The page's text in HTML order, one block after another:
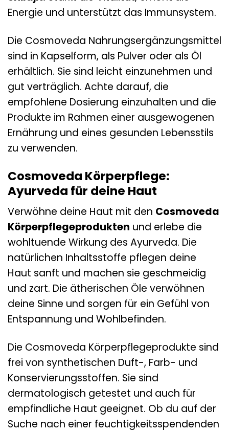
Energie und unterstützt das Immunsystem.
Die Cosmoveda Nahrungsergänzungsmittel
sind in Kapselform, als Pulver oder als Öl
erhältlich. Sie sind leicht einzunehmen und
gut verträglich. Achte darauf, die
empfohlene Dosierung einzuhalten und die
Produkte im Rahmen einer ausgewogenen
Ernährung und eines gesunden Lebensstils
zu verwenden.
Cosmoveda Körperpflege:
Ayurveda für deine Haut
Verwöhne deine Haut mit den Cosmoveda
Körperpflegeprodukten und erlebe die
wohltuende Wirkung des Ayurveda. Die
natürlichen Inhaltsstoffe pflegen deine
Haut sanft und machen sie geschmeidig
und zart. Die ätherischen Öle verwöhnen
deine Sinne und sorgen für ein Gefühl von
Entspannung und Wohlbefinden.
Die Cosmoveda Körperpflegeprodukte sind
frei von synthetischen Duft-, Farb- und
Konservierungsstoffen. Sie sind
dermatologisch getestet und auch für
empfindliche Haut geeignet. Ob du auf der
Suche nach einer feuchtigkeitsspendenden